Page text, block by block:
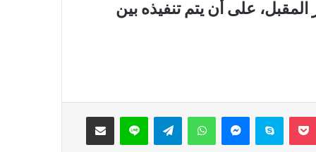
على أن يتم تنفيذه بين
سكايب واتساب لاين